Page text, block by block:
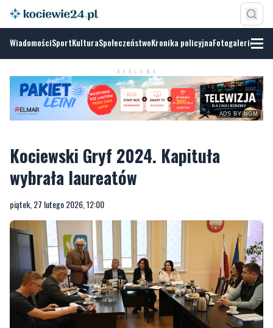
WiadomościSportKulturaSpołeczeństwoKronika policyjnaFotogalerie
REKLAMA
ADS BY NGM
Kociewski Gryf 2024. Kapituła
wybrała laureatów
piątek, 27 lutego 2026, 12:00